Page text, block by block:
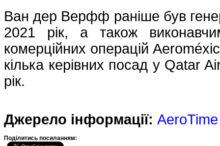
Ван дер Верфф раніше був
2021 рік, а також
комерційних операцій
кілька керівних посад у Qatar
рік.
Джерело інформації: AeroTime
Подiлитись посиланням: